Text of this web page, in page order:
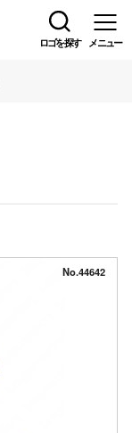
ロゴを探す メニュー
No.44642